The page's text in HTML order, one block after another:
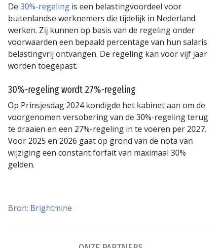
De 30%-regeling is een belastingvoordeel voor
buitenlandse werknemers die tijdelijk in Nederland
werken. Zij kunnen op basis van de regeling onder
voorwaarden een bepaald percentage van hun salaris
belastingvrij ontvangen. De regeling kan voor vijf jaar
worden toegepast.
30%-regeling wordt 27%-regeling
Op Prinsjesdag 2024 kondigde het kabinet aan om de
voorgenomen versobering van de 30%-regeling terug
te draaien en een 27%-regeling in te voeren per 2027.
Voor 2025 en 2026 gaat op grond van de nota van
wijziging een constant forfait van maximaal 30%
gelden.
Bron: Brightmine